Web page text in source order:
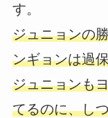
す。
ジュニョンの
ンギョンは過
ジュニョンも
てるのに、し